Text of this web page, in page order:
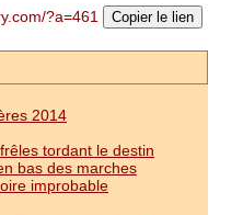
?a=461 Copier le lien
2014
tordant le destin
bas des marches
improbable